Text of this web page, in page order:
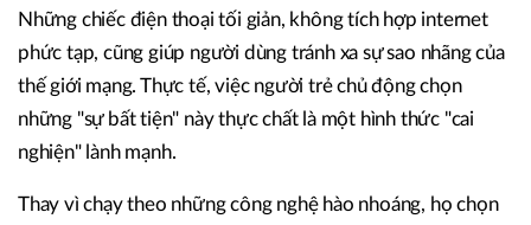
Những chiếc điện thoại tối giản, không tích hợp internet
phức tạp, cũng giúp người dùng tránh xa sự sao nhãng của
thế giới mạng. Thực tế, việc người trẻ chủ động chọn
những "sự bất tiện" này thực chất là một hình thức "cai
nghiện" lành mạnh.
Thay vì chạy theo những công nghệ hào nhoáng, họ chọn